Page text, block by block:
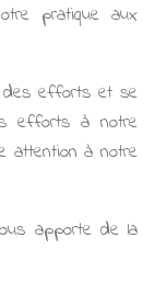
pratique aux
des efforts et se
efforts à notre
attention à notre
apporte de la